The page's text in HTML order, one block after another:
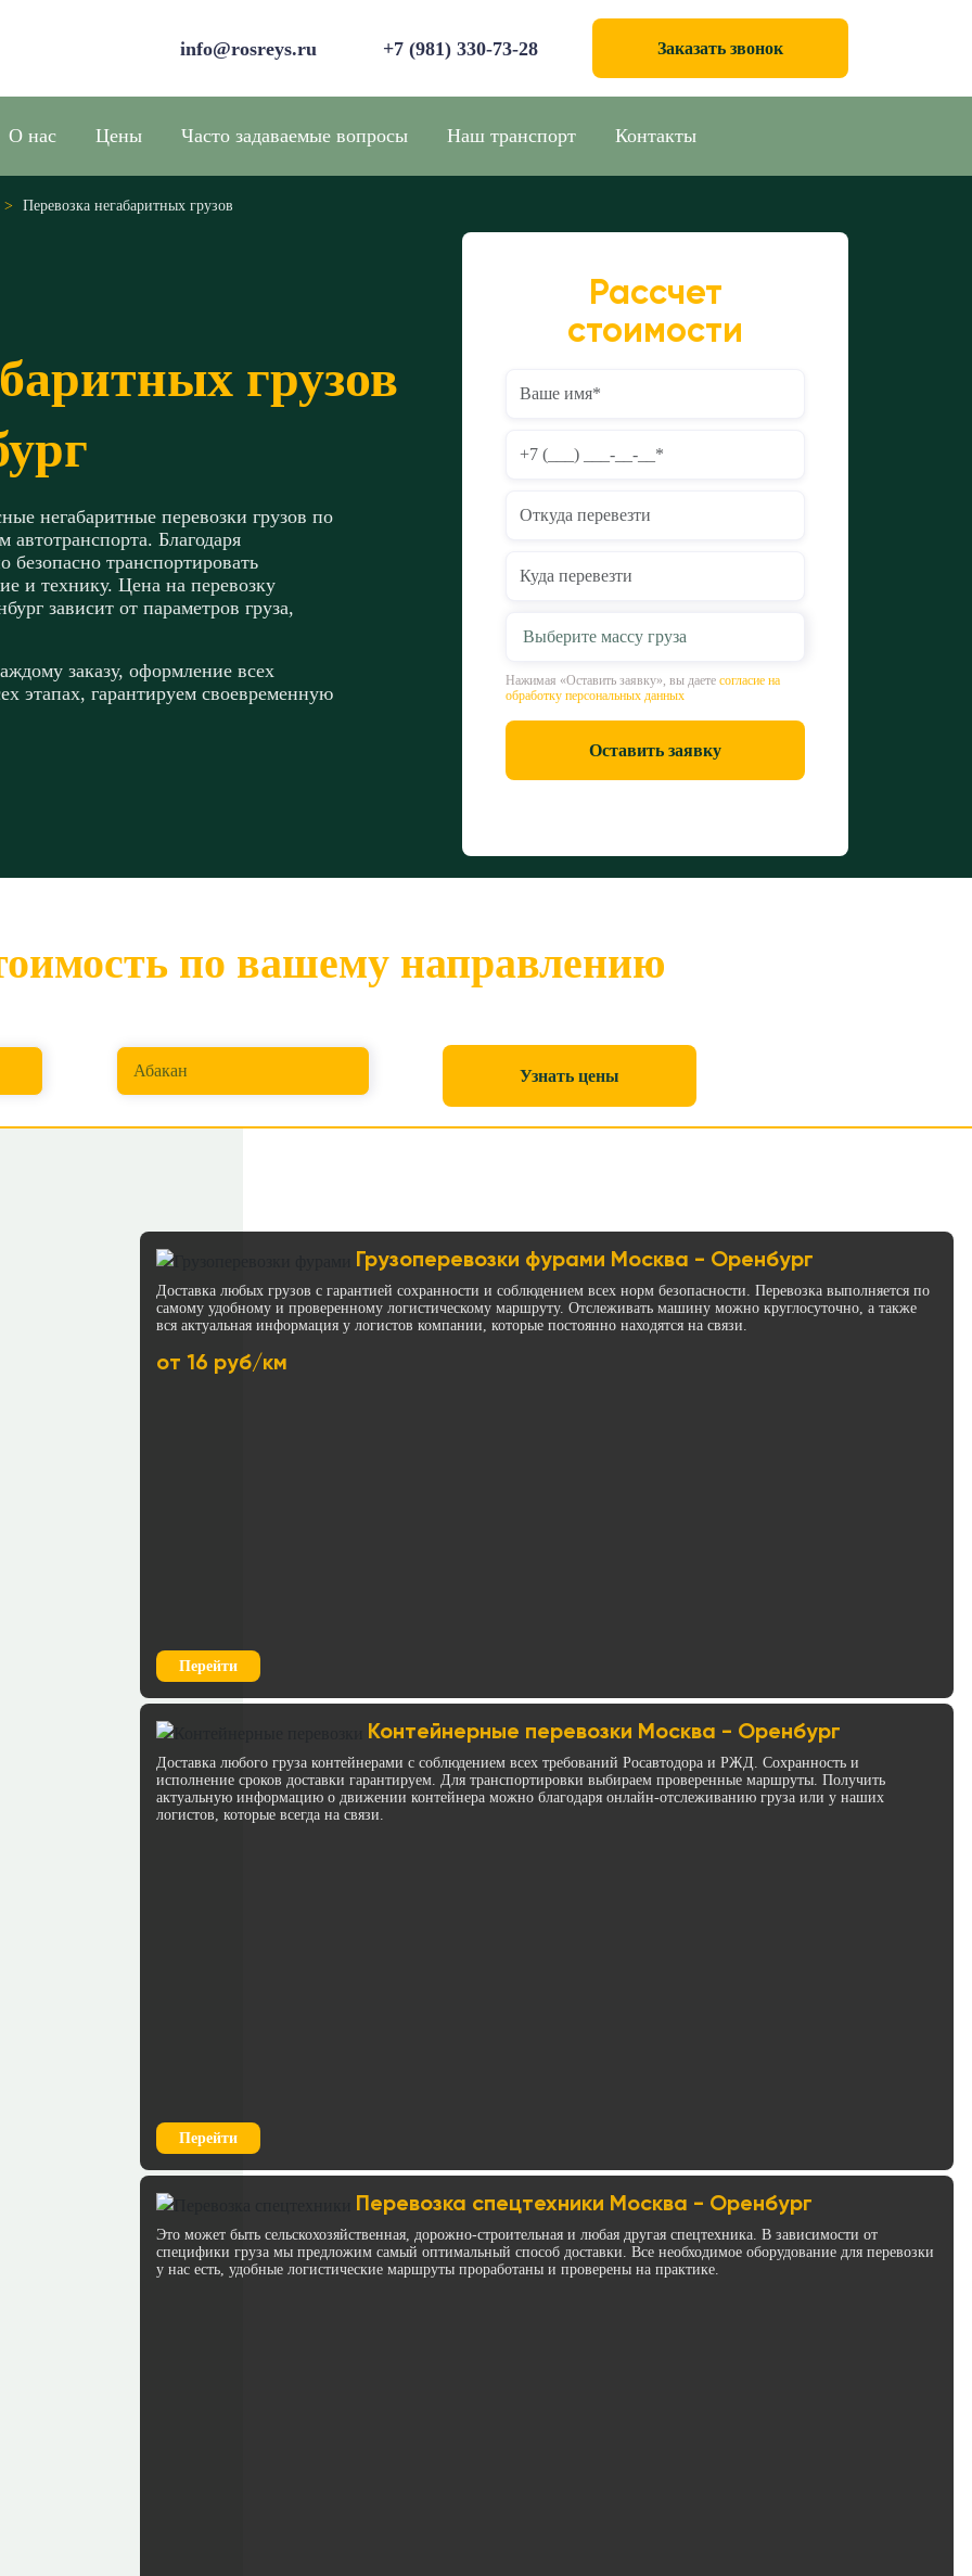
info@rosreys.ru +7 (981) 330-73-28 Заказать звонок
О нас Цены Часто задаваемые вопросы Наш транспорт Контакты
> Перевозка негабаритных грузов
грузов
негабаритные перевозки грузов по
Благодаря
транспортировать
и технику. Цена на перевозку
зависит от параметров груза,
заказу, оформление всех
этапах, гарантируем своевременную
Рассчет
стоимости
Выберите массу груза
Нажимая «Оставить заявку», вы даете согласие на
обработку персональных данных
Оставить заявку
по вашему направлению
Абакан Узнать цены
Грузоперевозки фурами Москва - Оренбург
Доставка любых грузов с гарантией сохранности и соблюдением всех норм безопасности. Перевозка выполняется по
самому удобному и проверенному логистическому маршруту. Отслеживать машину можно круглосуточно, а также
вся актуальная информация у логистов компании, которые постоянно находятся на связи.
от 16 руб/км
Перейти
Контейнерные перевозки Москва - Оренбург
Доставка любого груза контейнерами с соблюдением всех требований Росавтодора и РЖД. Сохранность и
исполнение сроков доставки гарантируем. Для транспортировки выбираем проверенные маршруты. Получить
актуальную информацию о движении контейнера можно благодаря онлайн-отслеживанию груза или у наших
логистов, которые всегда на связи.
Перейти
Перевозка спецтехники Москва - Оренбург
Это может быть сельскохозяйственная, дорожно-строительная и любая другая спецтехника. В зависимости от
специфики груза мы предложим самый оптимальный способ доставки. Все необходимое оборудование для перевозки
у нас есть, удобные логистические маршруты проработаны и проверены на практике.